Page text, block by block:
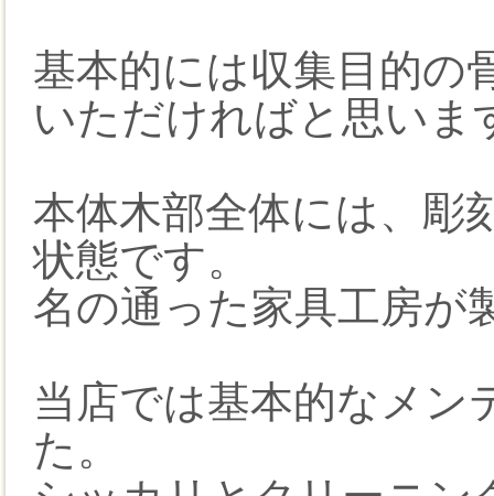
基本的には収集目的の
いただければと思いま
本体木部全体には、彫
状態です。
名の通った家具工房が
当店では基本的なメン
た。